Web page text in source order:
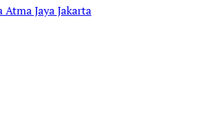
Jaya Jakarta